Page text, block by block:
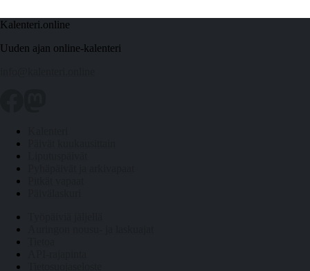
Kalenteri.online
Uuden ajan online-kalenteri